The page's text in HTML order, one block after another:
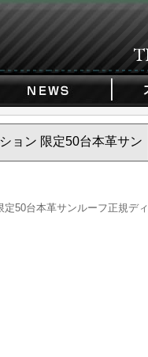
ョン 限定50台本革サン
50台本革サンルーフ正規ディ